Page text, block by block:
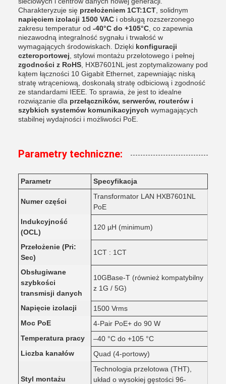
Charakteryzuje się przełożeniem 1CT:1CT , solidnym
napięciem izolacji 1500 VAC i obsługą rozszerzonego
zakresu temperatur od -40°C do +105°C , co zapewnia
niezawodną integralność sygnału i trwałość w
wymagających środowiskach. Dzięki konfiguracji
czteroportowej , stylowi montażu przelotowego i pełnej
zgodności z RoHS , HXB7601NL jest zoptymalizowany pod
kątem łączności 10 Gigabit Ethernet, zapewniając niską
stratę wtrąceniową, doskonałą stratę odbiciową i zgodność
ze standardami IEEE. To sprawia, że jest to idealne
rozwiązanie dla przełączników, serwerów, routerów i
szybkich systemów komunikacyjnych wymagających
stabilnej wydajności i możliwości PoE.
Parametry techniczne:
Parametr Specyfikacja
Numer części
Transformator LAN HXB7601NL
PoE
Indukcyjność
(OCL)
120 µH (minimum)
Przełożenie (Pri:
Sec)
1CT : 1CT
Obsługiwane
szybkości
transmisji danych
10GBase-T (również kompatybilny
z 1G / 5G)
Napięcie izolacji
1500 Vrms
Moc PoE
4-Pair PoE+ do 90 W
Temperatura pracy
–40 °C do +105 °C
Liczba kanałów
Quad (4-portowy)
Styl montażu
Technologia przelotowa (THT),
układ o wysokiej gęstości 96-